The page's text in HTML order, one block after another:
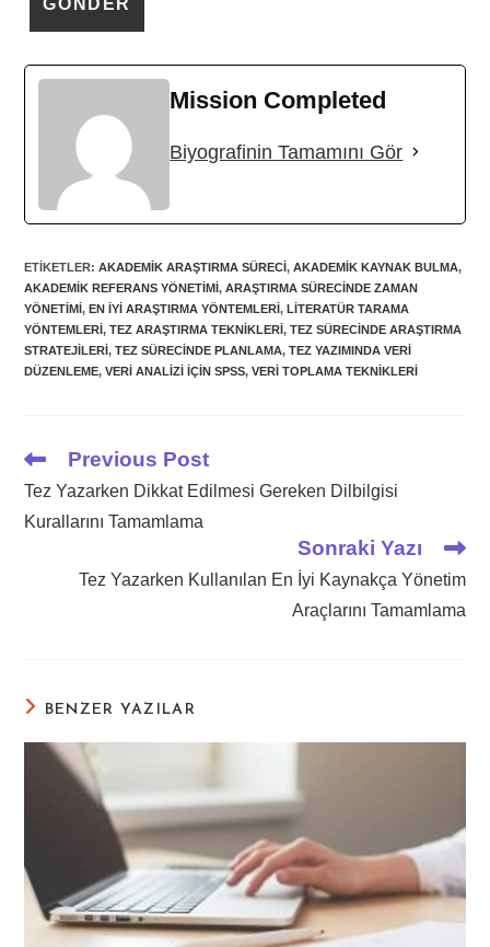
Mission Completed
Biyografinin Tamamını Gör
ETIKETLER:AKADEMIK ARAŞTIRMA SÜRECI, AKADEMIK KAYNAK BULMA,
AKADEMIK REFERANS YÖNETIMI, ARAŞTIRMA SÜRECINDE ZAMAN
YÖNETIMI, EN IYI ARAŞTIRMA YÖNTEMLERI, LITERATÜR TARAMA
YÖNTEMLERI, TEZ ARAŞTIRMA TEKNIKLERI, TEZ SÜRECINDE ARAŞTIRMA
STRATEJILERI, TEZ SÜRECINDE PLANLAMA, TEZ YAZIMINDA VERI
DÜZENLEME, VERI ANALIZI IÇIN SPSS, VERI TOPLAMA TEKNIKLERI
Read
articles
Previous Post
Tez Yazarken Dikkat Edilmesi Gereken Dilbilgisi
Kurallarını Tamamlama
Sonraki Yazı
Tez Yazarken Kullanılan En İyi Kaynakça Yönetim
Araçlarını Tamamlama
BENZER YAZILAR